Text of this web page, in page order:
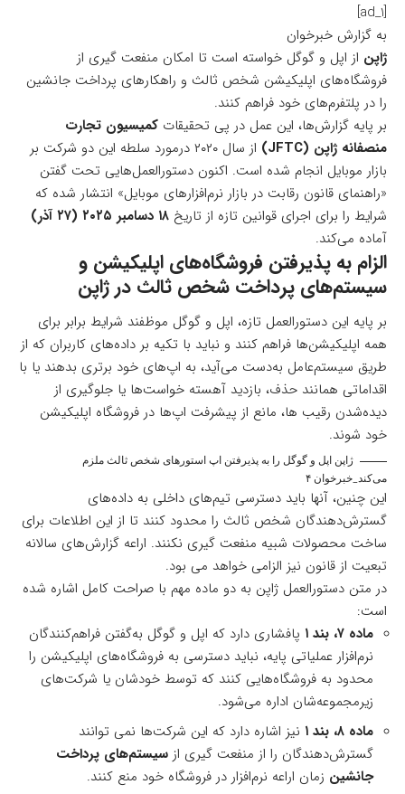
[ad_1]
به گزارش خبرخوان
ژاپن از اپل و گوگل خواسته است تا امکان منفعت گیری از
فروشگاه‌های اپلیکیشن شخص ثالث و راهکارهای پرداخت جانشین
را در پلتفرم‌های خود فراهم کنند.
بر پایه گزارش‌ها، این عمل در پی تحقیقات کمیسیون تجارت
منصفانه ژاپن (JFTC)
از سال ۲۰۲۰ درمورد سلطه این دو شرکت بر
بازار موبایل انجام شده است. اکنون دستورالعمل‌هایی تحت گفتن
«راهنمای قانون رقابت در بازار نرم‌افزارهای موبایل» انتشار شده که
شرایط را برای اجرای قوانین تازه از تاریخ ۱۸ دسامبر ۲۰۲۵
(۲۷ آذر)
آماده می‌کند.
الزام به پذیرفتن فروشگاه‌های اپلیکیشن و
سیستم‌های پرداخت شخص ثالث در ژاپن
بر پایه این دستورالعمل تازه، اپل و گوگل موظفند شرایط برابر برای
همه اپلیکیشن‌ها فراهم کنند و نباید با تکیه بر داده‌های کاربران که از
طریق سیستم‌عامل به‌دست می‌آید، به اپ‌های خود برتری بدهند یا با
اقداماتی همانند حذف، بازدید آهسته خواست‌ها یا جلوگیری از
دیده‌شدن رقیب ها، مانع از پیشرفت اپ‌ها در فروشگاه اپلیکیشن
خود شوند.
ژاپن اپل و گوگل را به پذیرفتن اپ استورهای شخص ثالث ملزم
می‌کند_خبرخوان ۴
این چنین، آنها باید دسترسی تیم‌های داخلی به داده‌های
گسترش‌دهندگان شخص ثالث را محدود کنند تا از این اطلاعات برای
ساخت محصولات شبیه منفعت گیری نکنند. اراعه گزارش‌های سالانه
تبعیت از قانون نیز الزامی خواهد می بود.
در متن دستورالعمل ژاپن به دو ماده مهم با صراحت کامل اشاره شده
است:
ماده ۷، بند ۱
پافشاری دارد که اپل و گوگل به‌گفتن فراهم‌کنندگان
نرم‌افزار عملیاتی پایه، نباید دسترسی به فروشگاه‌های اپلیکیشن را
محدود به فروشگاه‌هایی کنند که توسط خودشان یا شرکت‌های
زیرمجموعه‌شان اداره می‌شود.
ماده ۸، بند ۱
نیز اشاره دارد که این شرکت‌ها نمی توانند
گسترش‌دهندگان را از منفعت گیری از سیستم‌های پرداخت
جانشین زمان اراعه نرم‌افزار در فروشگاه خود منع کنند.